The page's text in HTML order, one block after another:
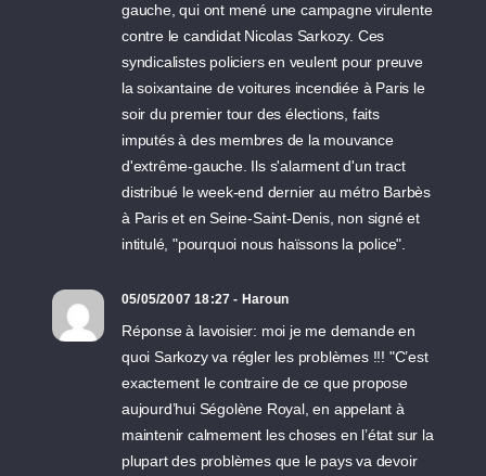
gauche, qui ont mené une campagne virulente
contre le candidat Nicolas Sarkozy. Ces
syndicalistes policiers en veulent pour preuve
la soixantaine de voitures incendiée à Paris le
soir du premier tour des élections, faits
imputés à des membres de la mouvance
d'extrême-gauche. Ils s'alarment d'un tract
distribué le week-end dernier au métro Barbès
à Paris et en Seine-Saint-Denis, non signé et
intitulé, "pourquoi nous haïssons la police".
05/05/2007 18:27 - Haroun
Réponse à lavoisier: moi je me demande en
quoi Sarkozy va régler les problèmes !!! "C’est
exactement le contraire de ce que propose
aujourd’hui Ségolène Royal, en appelant à
maintenir calmement les choses en l’état sur la
plupart des problèmes que le pays va devoir